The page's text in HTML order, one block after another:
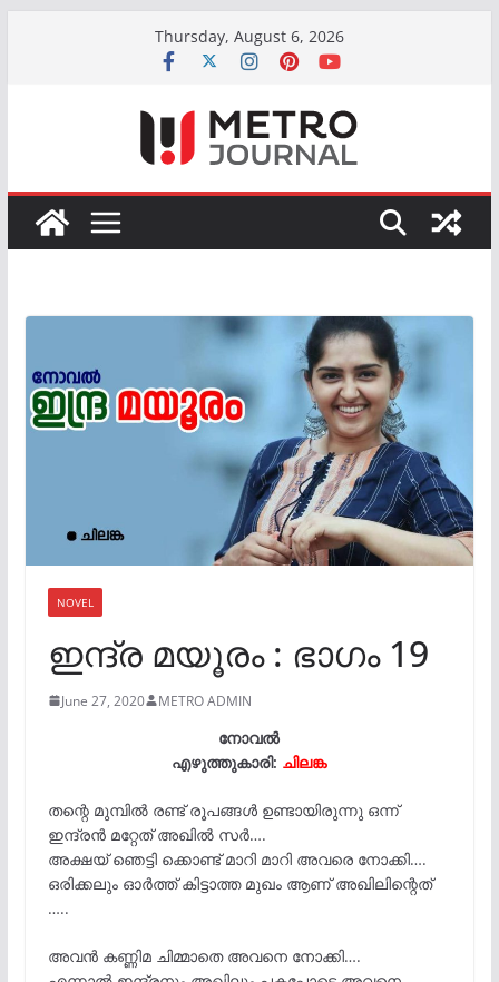
Thursday, August 6, 2026
NOVEL
ഇന്ദ്ര മയൂരം : ഭാഗം 19
June 27, 2020 METRO ADMIN
നോവൽ
എഴുത്തുകാരി: ചിലങ്ക
തന്റെ മുമ്പിൽ രണ്ട് രൂപങ്ങൾ ഉണ്ടായിരുന്നു ഒന്ന്
ഇന്ദ്രൻ മറ്റേത് അഖിൽ സർ….
അക്ഷയ് ഞെട്ടി ക്കൊണ്ട് മാറി മാറി അവരെ നോക്കി….
ഒരിക്കലും ഓർത്ത്‌ കിട്ടാത്ത മുഖം ആണ് അഖിലിന്റെത്
…..
അവൻ കണ്ണിമ ചിമ്മാതെ അവനെ നോക്കി….